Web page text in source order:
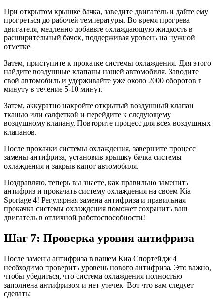
При открытом крышке бачка, заведите двигатель и дайте ему
прогреться до рабочей температуры. Во время прогрева
двигателя, медленно добавьте охлаждающую жидкость в
расширительный бачок, поддерживая уровень на нужной
отметке.
Затем, приступите к прокачке системы охлаждения. Для этого
найдите воздушные клапаны нашей автомобиля. Заводите
свой автомобиль и удерживайте уже около 2000 оборотов в
минуту в течение 5-10 минут.
Затем, аккуратно накройте открытый воздушный клапан
тканью или салфеткой и перейдите к следующему
воздушному клапану. Повторите процесс для всех воздушных
клапанов.
После прокачки системы охлаждения, завершите процесс
замены антифриза, установив крышку бачка системы
охлаждения и закрыв капот автомобиля.
Поздравляю, теперь вы знаете, как правильно заменить
антифриз и прокачать систему охлаждения на своем Kia
Sportage 4! Регулярная замена антифриза и правильная
прокачка системы охлаждения поможет сохранить ваш
двигатель в отличной работоспособности!
Шаг 7: Проверка уровня антифриза
После замены антифриза в вашем Киа Спортейдж 4
необходимо проверить уровень нового антифриза. Это важно,
чтобы убедиться, что система охлаждения полностью
заполнена антифризом и нет утечек. Вот что вам следует
сделать: